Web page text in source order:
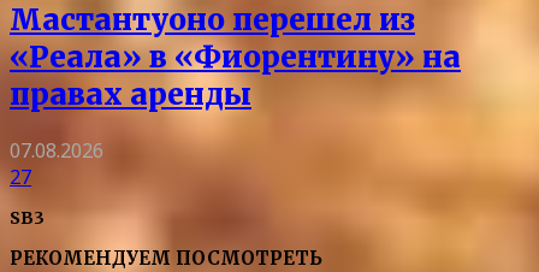
Мастантуоно перешел из
«Реала» в «Фиорентину» на
правах аренды
07.08.2026
27
SB3
РЕКОМЕНДУЕМ ПОСМОТРЕТЬ